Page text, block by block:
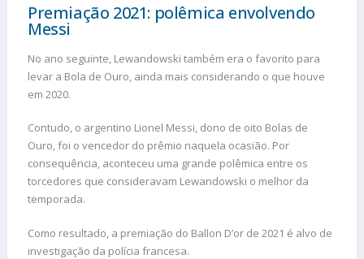
Premiação 2021: polêmica envolvendo
Messi
No ano seguinte, Lewandowski também era o favorito para
levar a Bola de Ouro, ainda mais considerando o que houve
em 2020.
Contudo, o argentino Lionel Messi, dono de oito Bolas de
Ouro, foi o vencedor do prêmio naquela ocasião. Por
consequência, aconteceu uma grande polêmica entre os
torcedores que consideravam Lewandowski o melhor da
temporada.
Como resultado, a premiação do Ballon D’or de 2021 é alvo de
investigação da polícia francesa.